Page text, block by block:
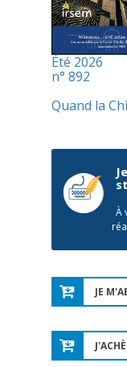
Été 2026
n° 892
Quand la
À
JE